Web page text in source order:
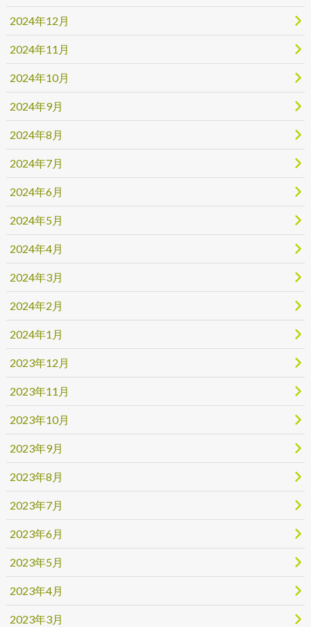
2024年12月
2024年11月
2024年10月
2024年9月
2024年8月
2024年7月
2024年6月
2024年5月
2024年4月
2024年3月
2024年2月
2024年1月
2023年12月
2023年11月
2023年10月
2023年9月
2023年8月
2023年7月
2023年6月
2023年5月
2023年4月
2023年3月